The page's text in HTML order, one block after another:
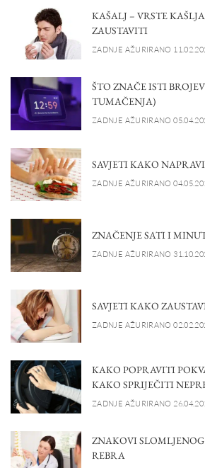
KAŠALJ – VRSTE
ZAUSTAVITI
ZADNJE AŽURIRANO
ŠTO ZNAČE ISTI
TUMAČENJA)
ZADNJE AŽURIRANO
SAVJETI KAKO
ZADNJE AŽURIRANO
ZNAČENJE SATI I
ZADNJE AŽURIRANO
SAVJETI KAKO
ZADNJE AŽURIRANO
KAKO POPRAVITI
KAKO SPRIJEČITI
ZADNJE AŽURIRANO
ZNAKOVI
REBRA